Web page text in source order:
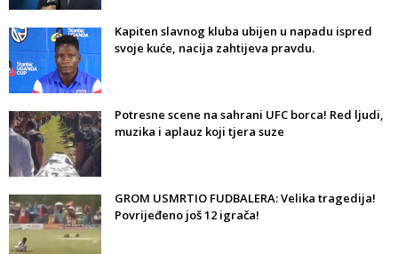
Kapiten slavnog kluba ubijen u napadu ispred
svoje kuće, nacija zahtijeva pravdu.
Potresne scene na sahrani UFC borca! Red ljudi,
muzika i aplauz koji tjera suze
GROM USMRTIO FUDBALERA: Velika tragedija!
Povrijeđeno još 12 igrača!